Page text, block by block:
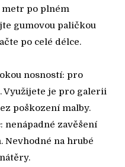
metr po plném
gumovou paličkou
po celé délce.
nosností: pro
Využijete je pro galerii
poškození malby.
nenápadné zavěšení
Nevhodné na hrubé